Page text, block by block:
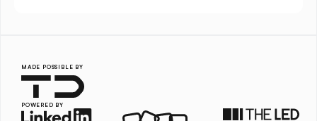
MADE POSSIBLE BY
POWERED BY